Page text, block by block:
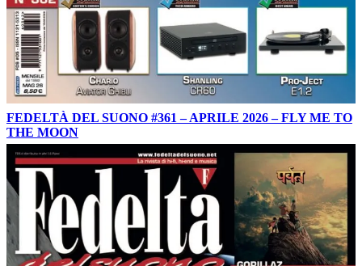
FEDELTÀ DEL SUONO #361 – APRILE 2026 – FLY ME TO
THE MOON